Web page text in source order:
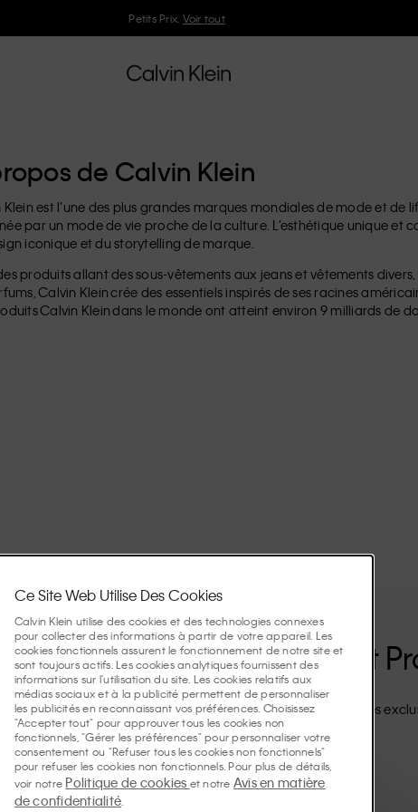
Petits Prix. Voir tout
de Calvin Klein
est l’une des plus grandes marques mondiales de mode et de
par un mode de vie proche de la culture. L’esthétique unique
iconique et du storytelling de marque.
produits allant des sous-vêtements aux jeans et vêtements
Calvin Klein crée des essentiels inspirés de ses racines
Calvin Klein dans le monde ont atteint environ 9 milliards de
Recevoir Nos Actualités Et
le jour de votre anniversaire Accès anticipé aux soldes Remises
Inscrivez-vous
Ce Site Web Utilise Des Cookies
Calvin Klein utilise des cookies et des technologies connexes
pour collecter des informations à partir de votre appareil. Les
cookies fonctionnels assurent le fonctionnement de notre site et
sont toujours actifs. Les cookies analytiques fournissent des
informations sur l'utilisation du site. Les cookies relatifs aux
médias sociaux et à la publicité permettent de personnaliser
les publicités en reconnaissant vos préférences. Choisissez
"Accepter tout" pour approuver tous les cookies non
fonctionnels, "Gérer les préférences" pour personnaliser votre
consentement ou "Refuser tous les cookies non fonctionnels"
pour refuser les cookies non fonctionnels. Pour plus de détails,
voir notre Politique de cookies et notre Avis en matière
de confidentialité